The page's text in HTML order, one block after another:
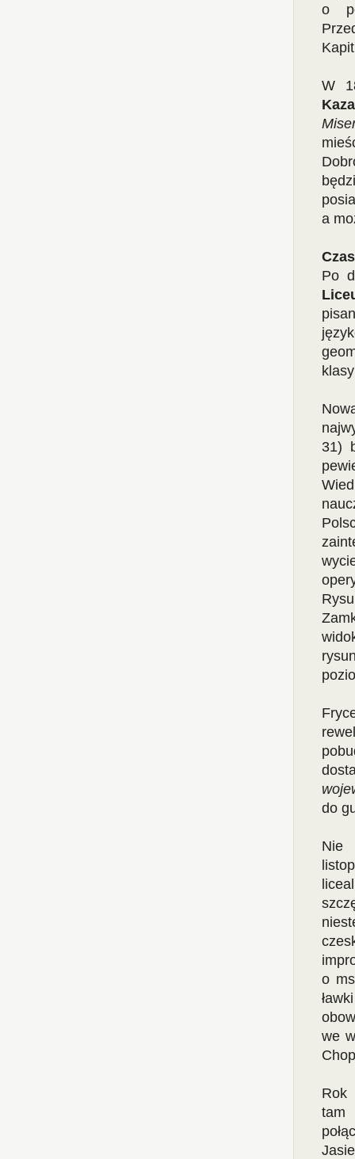
o
W
a
Po
31)
do
Nie
o
we
Rok
tam